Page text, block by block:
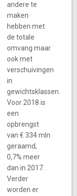
andere te
maken
hebben met
de totale
omvang maar
ook met
verschuivingen
in
gewichtsklassen.
Voor 2018 is
een
opbrengst
van € 334 mln
geraamd,
0,7% meer
dan in 2017.
Verder
worden er